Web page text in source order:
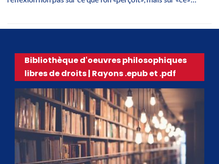
Bibliothèque d'oeuvres philosophiques
libres de droits | Rayons .epub et .pdf